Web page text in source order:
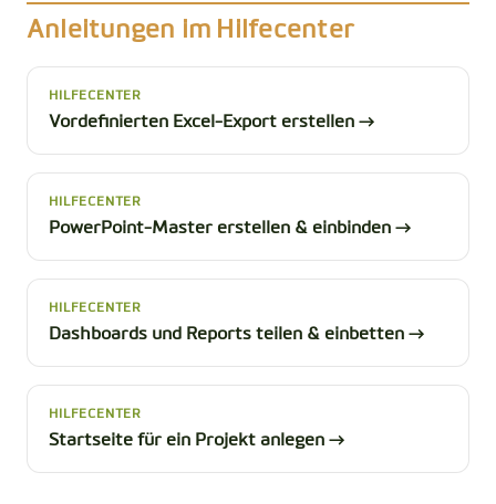
Anleitungen im Hilfecenter
HILFECENTER
Vordefinierten Excel-Export erstellen →
HILFECENTER
PowerPoint-Master erstellen & einbinden →
HILFECENTER
Dashboards und Reports teilen & einbetten →
HILFECENTER
Startseite für ein Projekt anlegen →